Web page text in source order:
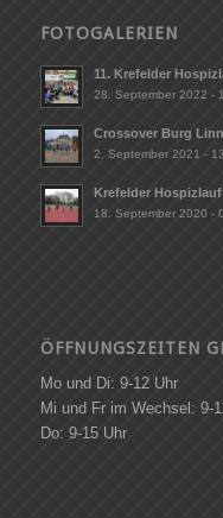
FOTOGALERIEN
11. Krefelder
28. September 2022 -
Crossover Burg
2. September 2021 -
Krefelder Hospizlauf
18. September 2020 -
ÖFFNUNGSZEITEN
Mo und Di: 9-12 Uhr
Mi und Fr im Wechsel: 9-
Do: 9-15 Uhr